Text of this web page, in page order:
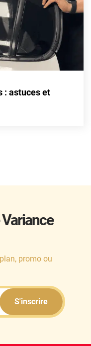
: astuces et
promo ou
S'inscrire